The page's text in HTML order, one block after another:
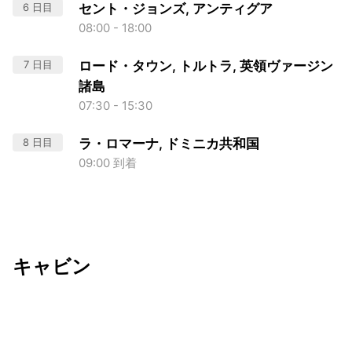
6 日目 セント・ジョンズ, アンティグア
08:00 - 18:00
7 日目
ロード・タウン, トルトラ, 英領ヴァージン
諸島
07:30 - 15:30
8 日目 ラ・ロマーナ, ドミニカ共和国
09:00 到着
キャビン